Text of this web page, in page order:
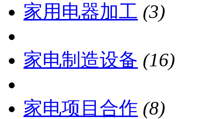
家用电器加工 (3)
家电制造设备 (16)
家电项目合作 (8)